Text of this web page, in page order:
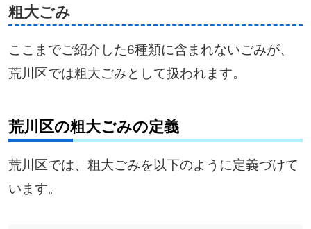
粗大ごみ
ここまでご紹介した6種類に含まれないごみが、
荒川区では粗大ごみとして扱われます。
荒川区の粗大ごみの定義
荒川区では、粗大ごみを以下のように定義づけて
います。